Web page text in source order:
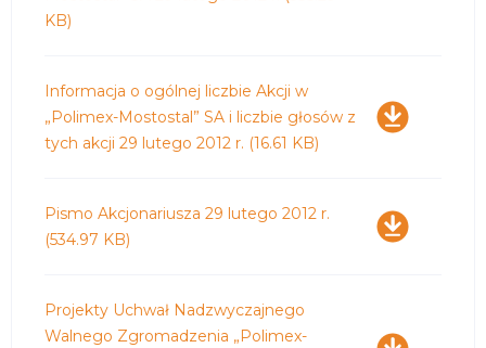
KB)
Pobierz
Informacja o ogólnej liczbie Akcji w
„Polimex-Mostostal” SA i liczbie głosów z
tych akcji 29 lutego 2012 r. (16.61 KB)
Pobierz
Pismo Akcjonariusza 29 lutego 2012 r.
(534.97 KB)
Pobierz
Projekty Uchwał Nadzwyczajnego
Walnego Zgromadzenia „Polimex-